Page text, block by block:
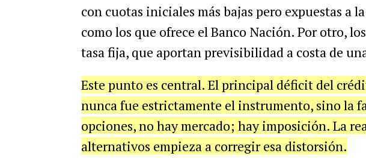
con cuotas iniciales más bajas pero expuestas a
como los que ofrece el Banco Nación. Por otro,
tasa fija, que aportan previsibilidad a costa de
Este punto es central. El principal déficit del
nunca fue estrictamente el instrumento, sino la
opciones, no hay mercado; hay imposición. La
alternativos empieza a corregir esa distorsión.